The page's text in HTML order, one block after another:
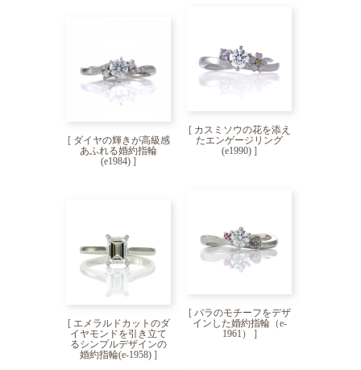
[ カスミソウの花を添え
たエンゲージリング
(e1990) ]
[ ダイヤの輝きが高級感
あふれる婚約指輪
(e1984) ]
[ バラのモチーフをデザ
インした婚約指輪（e-
1961）
]
[ エメラルドカットのダ
イヤモンドを引き立て
るシンプルデザインの
婚約指輪(e-1958) ]